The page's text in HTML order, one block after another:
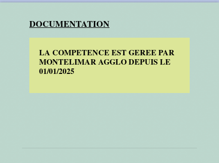
DOCUMENTATION
LA COMPETENCE EST GEREE PAR
MONTELIMAR AGGLO DEPUIS LE
01/01/2025